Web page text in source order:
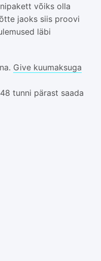
võiks olla
jaoks siis proovi
läbi
Give kuumaksuga
tunni pärast saada